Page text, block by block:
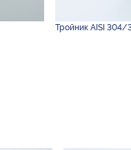
Тройник AISI 304/